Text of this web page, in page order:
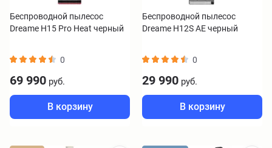
Беспроводной пылесос
Dreame H15 Pro Heat черный
0
69 990 руб.
В корзину
Беспроводной пылесос
Dreame H12S AE черный
0
29 990 руб.
В корзину